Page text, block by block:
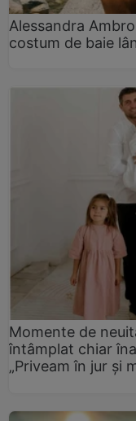
Alessandra
costum de baie
Momente de
întâmplat chiar
„Priveam în jur și